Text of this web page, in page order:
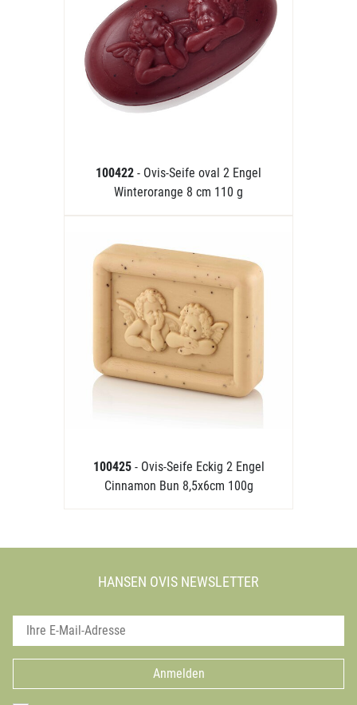
100422 - Ovis-Seife oval 2 Engel
Winterorange 8 cm 110 g
100425 - Ovis-Seife Eckig 2 Engel
Cinnamon Bun 8,5x6cm 100g
HANSEN OVIS NEWSLETTER
Anmelden